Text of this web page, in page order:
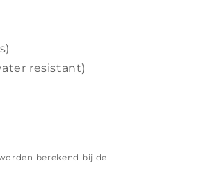
resistant)
berekend bij de